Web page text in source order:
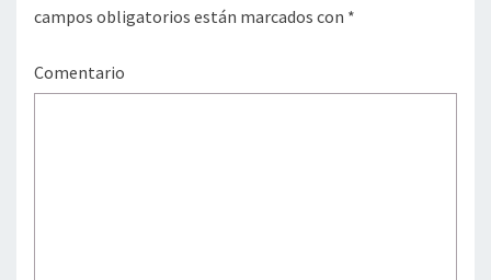
campos obligatorios están marcados con *
Comentario